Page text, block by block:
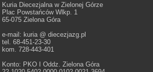
Kuria Diecezjalna w Zielonej Górze
Plac Powstańców Wlkp. 1
65-075 Zielona Góra
e-mail: kuria @ diecezjazg.pl
tel. 68-451-23-30
kom. 728-443-401
Konto: PKO I Oddz. Zielona Góra